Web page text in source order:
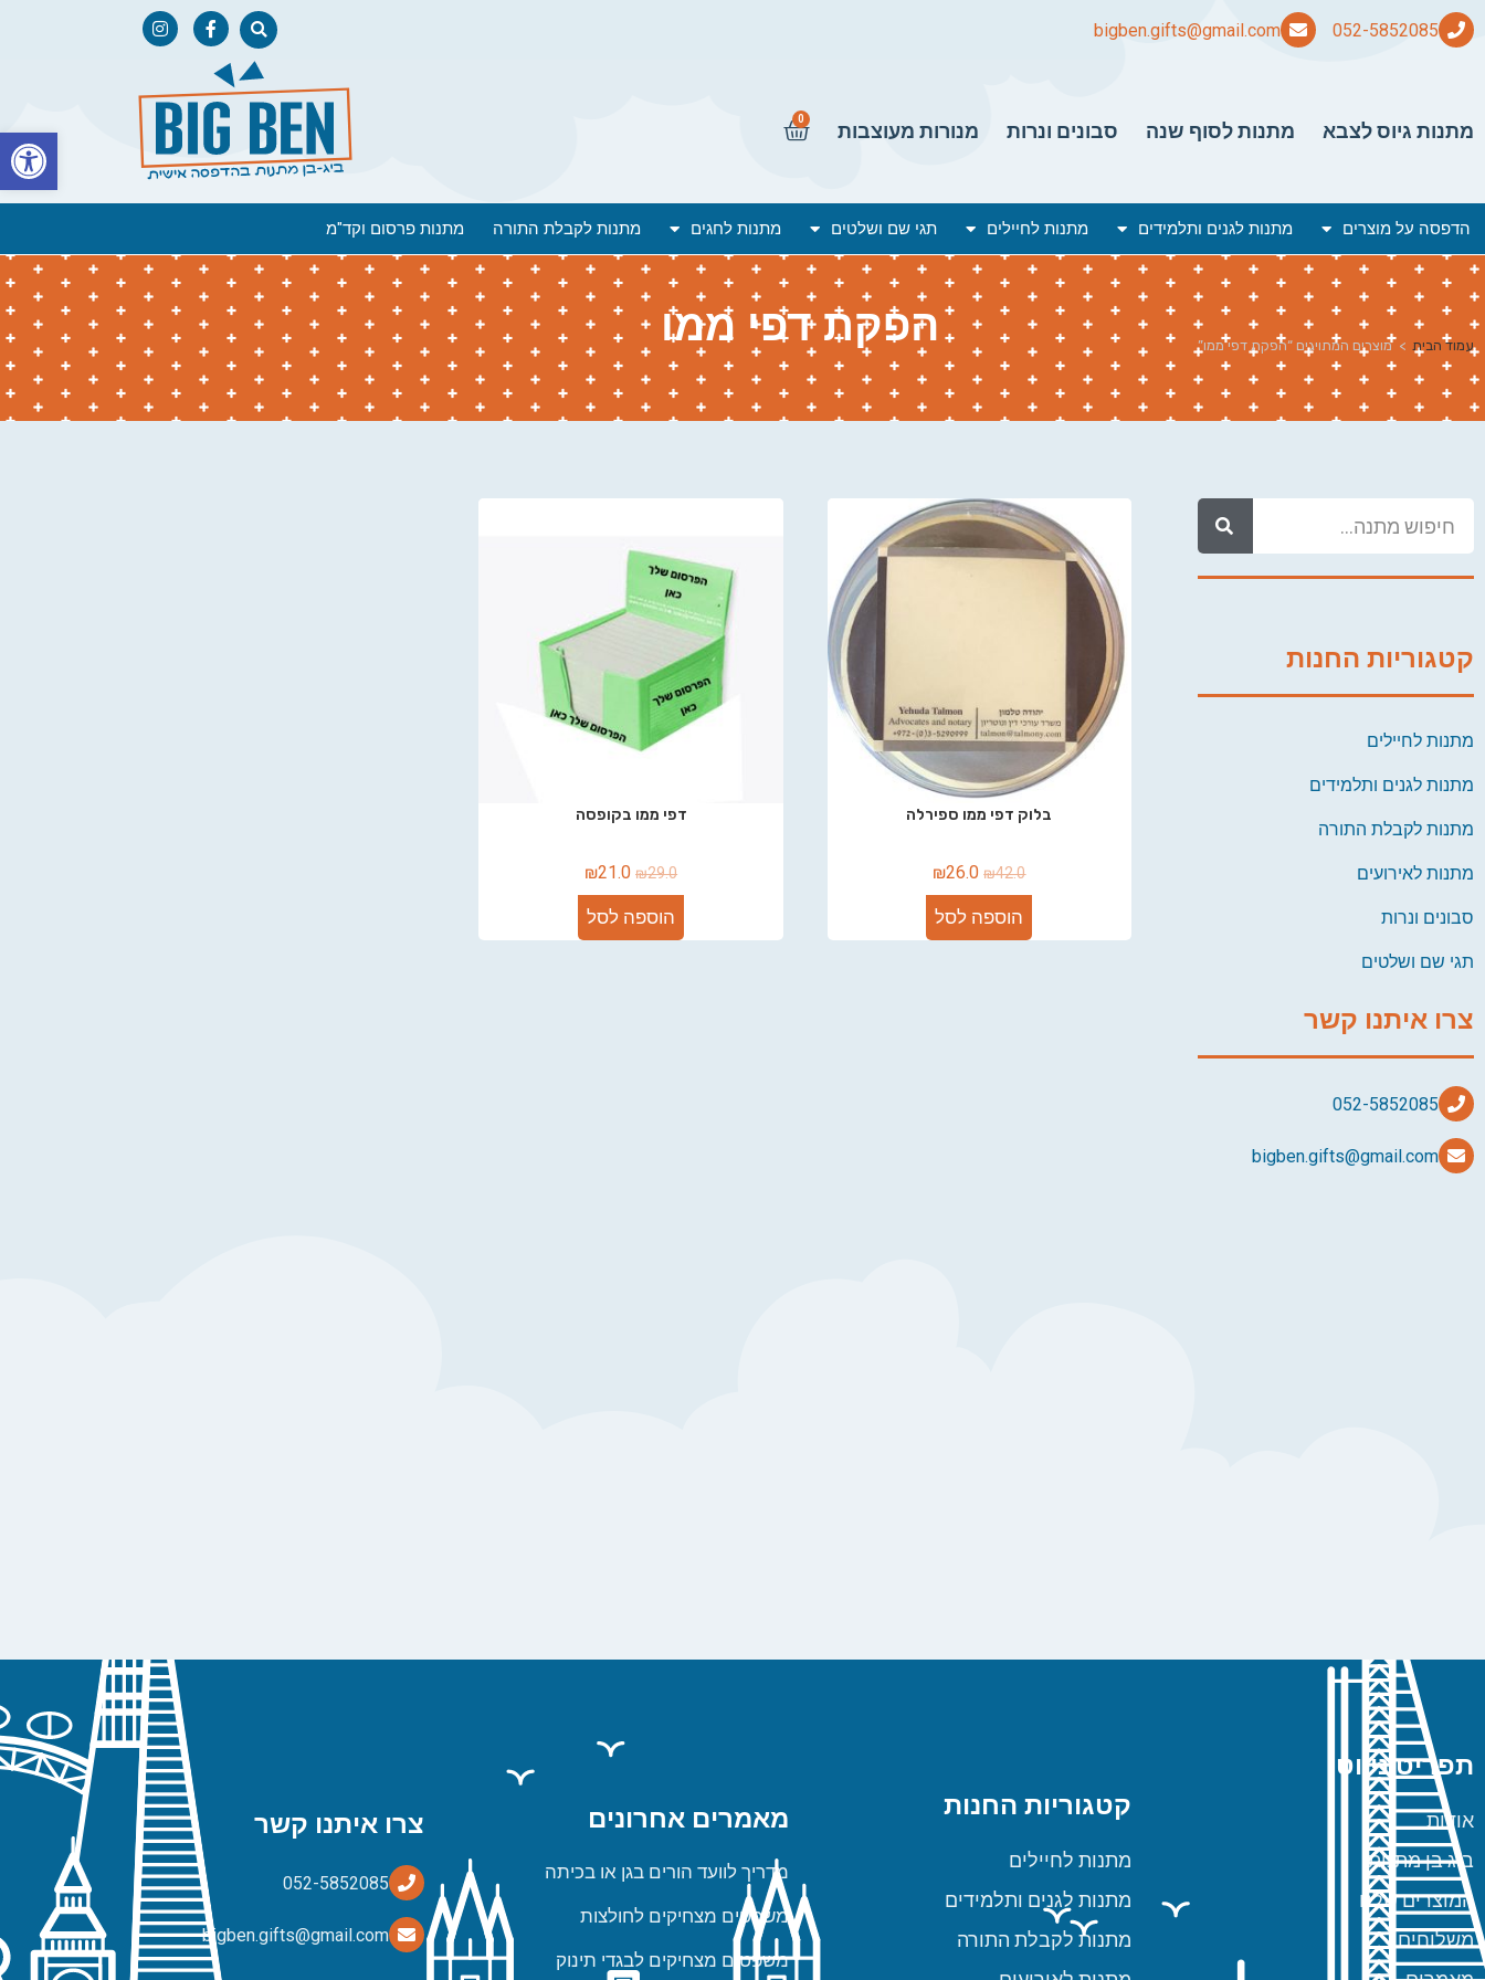
bigben.gifts@gmail.com
מתנות גיוס לצבא מתנות לסוף שנה סבונים ונרות מנורות מעוצבות
0
הדפסה על מוצרים מתנות לגנים ותלמידים מתנות לחיילים תגי שם ושלטים מתנות לחגים מתנות לקבלת התורה מתנות פרסום וקד"מ
הפקת דפי ממו עמוד הבית > מוצרים המתויגים “הפקת דפי ממו”
קטגוריות החנות
מתנות לחיילים
מתנות לגנים ותלמידים
מתנות לקבלת התורה
מתנות לאירועים
סבונים ונרות
תגי שם ושלטים
צרו איתנו קשר
bigben.gifts@gmail.com
בלוק דפי ממו ספירלה
₪42.0
₪26.0
הוספה לסל
דפי ממו בקופסה
₪29.0
₪21.0
הוספה לסל
תפריט ניווט
אודות
ביג בן מתנות
המוצרים שלנו
משלוחים
קטגוריות החנות
מתנות לחיילים
מתנות לגנים ותלמידים
מתנות לקבלת התורה
מאמרים אחרונים
מדריך לוועד הורים בגן או בכיתה
משפטים מצחיקים לחולצות
משפטים מצחיקים לבגדי תינוק
צרו איתנו קשר
bigben.gifts@gmail.com